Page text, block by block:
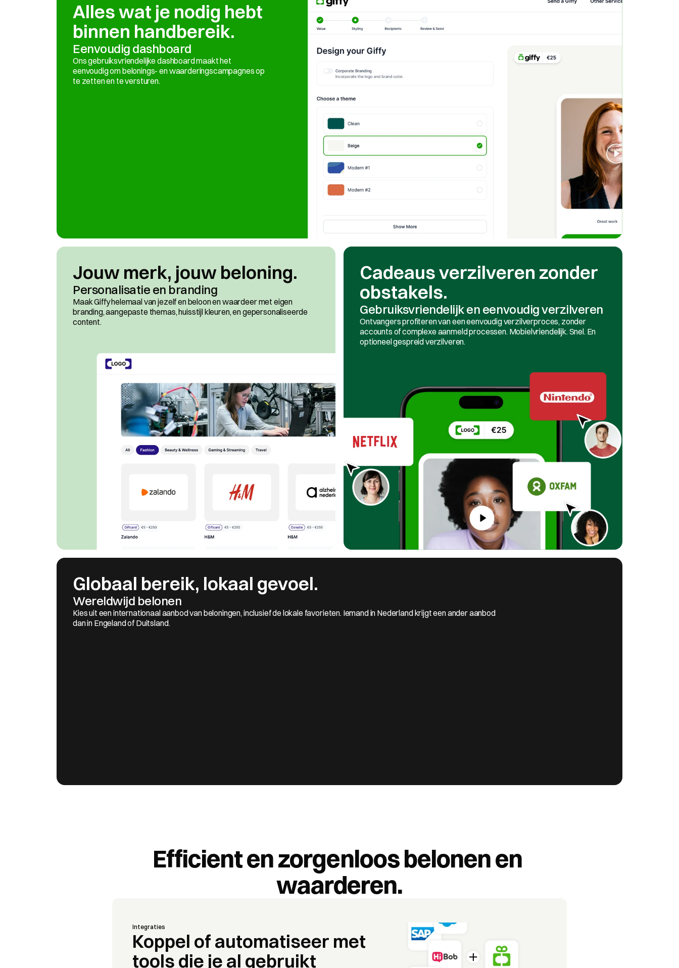
Alles wat je nodig hebt
binnen handbereik.
Eenvoudig dashboard
Ons gebruiksvriendelijke dashboard maakt het
eenvoudig om belonings- en waarderingscampagnes op
te zetten en te versturen.
Jouw merk, jouw beloning.
Personalisatie en branding
Maak Giffy helemaal van jezelf en beloon en waardeer met eigen
branding, aangepaste themas, huisstijl kleuren, en gepersonaliseerde
content.
Cadeaus verzilveren zonder
obstakels.
Gebruiksvriendelijk en eenvoudig verzilveren
Ontvangers profiteren van een eenvoudig verzilverproces, zonder
accounts of complexe aanmeld processen. Mobielvriendelijk. Snel. En
optioneel gespreid verzilveren.
Globaal bereik, lokaal gevoel.
Wereldwijd belonen
Kies uit een internationaal aanbod van beloningen, inclusief de lokale favorieten. Iemand in Nederland krijgt een ander aanbod
dan in Engeland of Duitsland.
Efficient en zorgenloos belonen en
waarderen.
Integraties
Koppel of automatiseer met
tools die je al gebruikt